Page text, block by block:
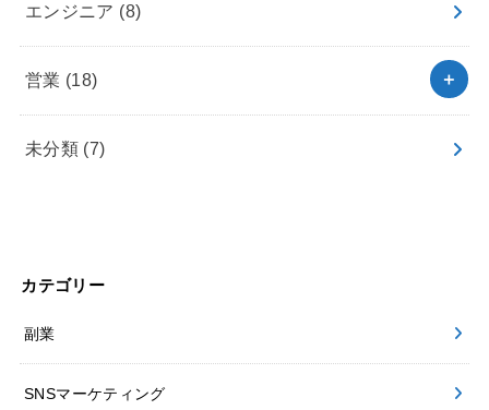
エンジニア (8)
営業 (18)
未分類 (7)
カテゴリー
副業
SNSマーケティング